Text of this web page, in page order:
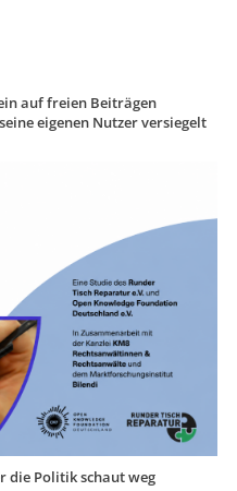
auf freien Beiträgen
eigenen Nutzer versiegelt
die Politik schaut weg